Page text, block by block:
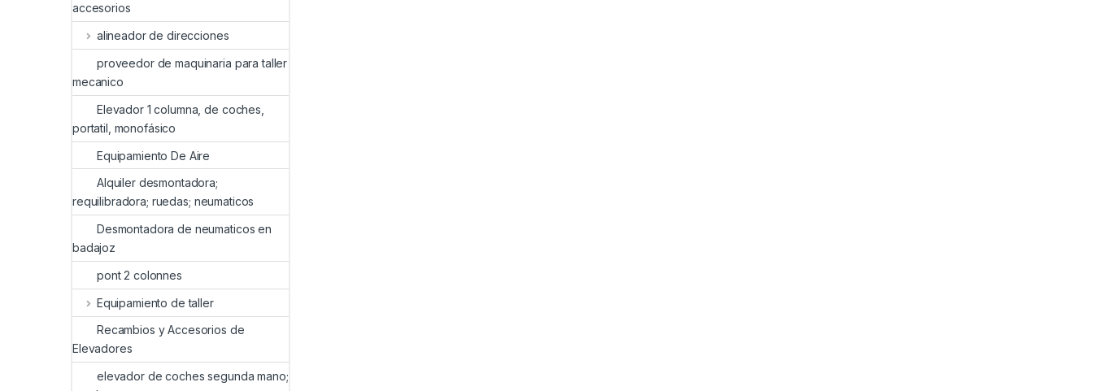
accesorios
alineador de direcciones
proveedor de maquinaria para taller
mecanico
Elevador 1 columna, de coches,
portatil, monofásico
Equipamiento De Aire
Alquiler desmontadora;
requilibradora; ruedas; neumaticos
Desmontadora de neumaticos en
badajoz
pont 2 colonnes
Equipamiento de taller
Recambios y Accesorios de
Elevadores
elevador de coches segunda mano;